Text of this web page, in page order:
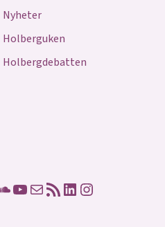
Nyheter
Holberguken
Holbergdebatten
lenke
YouTube lenke
E-postRSS-strøm
LinkedIn sideInstagramside